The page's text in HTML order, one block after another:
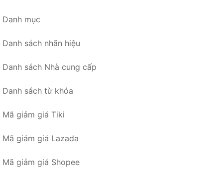
Danh mục
Danh sách nhãn hiệu
Danh sách Nhà cung cấp
Danh sách từ khóa
Mã giảm giá Tiki
Mã giảm giá Lazada
Mã giảm giá Shopee